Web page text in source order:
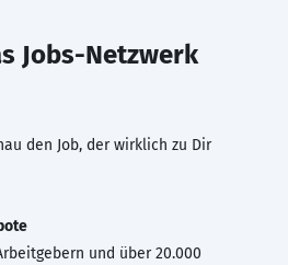
Jobs-Netzwerk
den Job, der wirklich zu Dir
und über 20.000